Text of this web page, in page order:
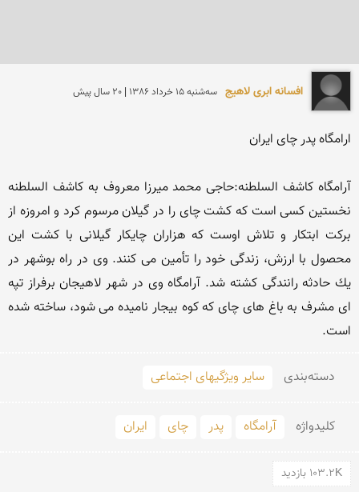
افسانه ابری لاهیج سه‌شنبه 15 خرداد 1386 | 20 سال پیش
است.
دسته‌بندی سایر ویژگیهای اجتماعی
کلید‌واژه آرامگاه پدر چای ایران
103.2K بازدید